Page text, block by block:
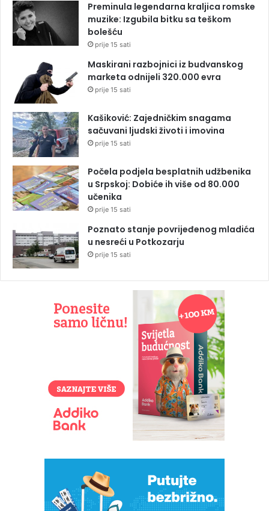
Preminula legendarna kraljica romske
muzike: Izgubila bitku sa teškom
bolešću
prije 15 sati
Maskirani razbojnici iz budvanskog
marketa odnijeli 320.000 evra
prije 15 sati
Kašiković: Zajedničkim snagama
sačuvani ljudski životi i imovina
prije 15 sati
Počela podjela besplatnih udžbenika
u Srpskoj: Dobiće ih više od 80.000
učenika
prije 15 sati
Poznato stanje povrijeđenog mladića
u nesreći u Potkozarju
prije 15 sati